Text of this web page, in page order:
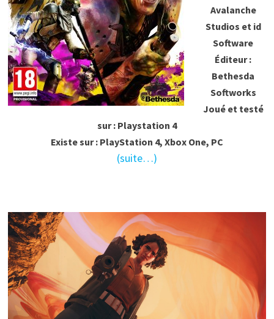
Avalanche
Studios et id
Software
Éditeur :
Bethesda
Softworks
Joué et testé
sur : Playstation 4
Existe sur : PlayStation 4, Xbox One, PC
(suite…)